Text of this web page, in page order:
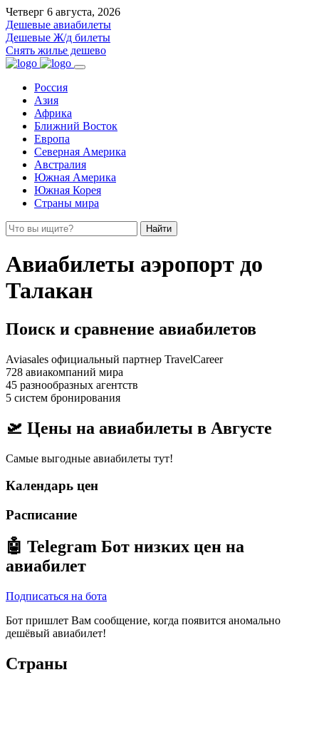
Четверг 6 августа, 2026
Дешевые авиабилеты
Дешевые Ж/д билеты
Снять жилье дешево
Россия
Азия
Африка
Ближний Восток
Европа
Северная Америка
Австралия
Южная Америка
Южная Корея
Страны мира
Найти
Авиабилеты аэропорт до
Талакан
Поиск и сравнение авиабилетов
Aviasales официальный партнер TravelCareer
728 авиакомпаний мира
45 разнообразных агентств
5 систем бронирования
🛫 Цены на авиабилеты в Августе
Самые выгодные авиабилеты тут!
Календарь цен
Расписание
🤖 Telegram Бот низких цен на
авиабилет
Подписаться на бота
Бот пришлет Вам сообщение, когда появится аномально
дешёвый авиабилет!
Страны